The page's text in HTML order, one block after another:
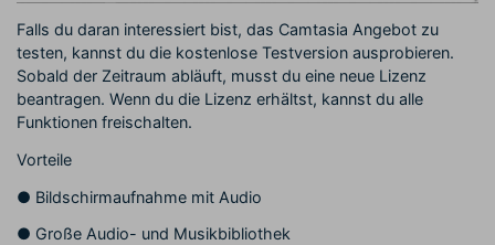
Falls du daran interessiert bist, das Camtasia Angebot zu
testen, kannst du die kostenlose Testversion ausprobieren.
Sobald der Zeitraum abläuft, musst du eine neue Lizenz
beantragen. Wenn du die Lizenz erhältst, kannst du alle
Funktionen freischalten.
Vorteile
● Bildschirmaufnahme mit Audio
● Große Audio- und Musikbibliothek